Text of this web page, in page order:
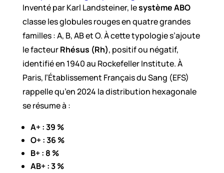
Inventé par Karl Landsteiner, lesystème ABO
classe les globules rouges en quatre grandes
familles : A, B, AB et O. À cette typologie s’ajoute
le facteurRhésus (Rh), positif ou négatif,
identifié en 1940 au Rockefeller Institute. À
Paris, l’Établissement Français du Sang (EFS)
rappelle qu’en 2024 la distribution hexagonale
se résume à :
A+ : 39 %
O+ : 36 %
B+ : 8 %
AB+ : 3 %